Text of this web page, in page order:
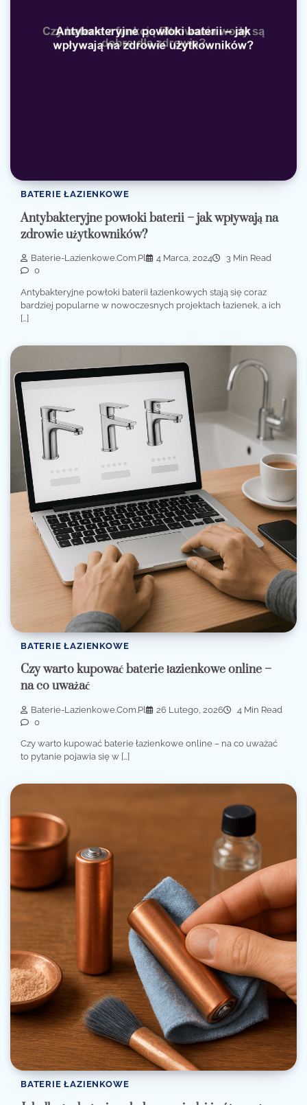
BATERIE ŁAZIENKOWE
Antybakteryjne powłoki baterii – jak wpływają na
zdrowie użytkowników?
Baterie-Lazienkowe.com.pl 4 Marca, 2024
3 Min Read
0
Antybakteryjne powłoki baterii łazienkowych stają się coraz
bardziej popularne w nowoczesnych projektach łazienek, a ich
[…]
BATERIE ŁAZIENKOWE
Czy warto kupować baterie łazienkowe online –
na co uważać
Baterie-Lazienkowe.com.pl 26 Lutego, 2026
4 Min Read
0
Czy warto kupować baterie łazienkowe online – na co uważać
to pytanie pojawia się w […]
BATERIE ŁAZIENKOWE